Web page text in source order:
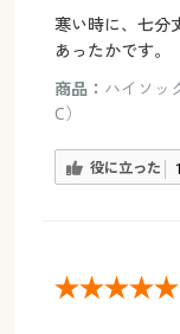
寒い時に、七分
あったかです。
商品： ハイソッ
C）
役に立った 1